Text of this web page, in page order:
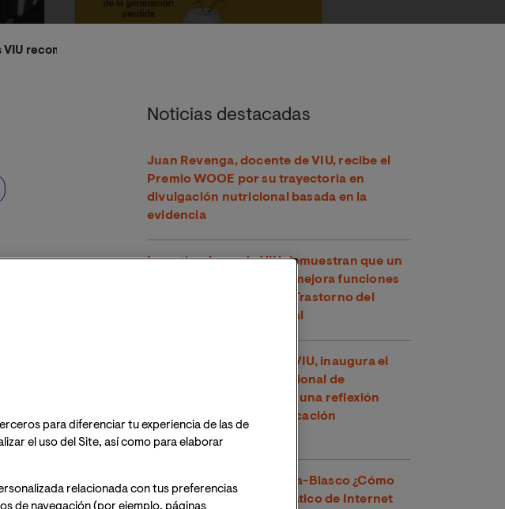
recomiendan
por el calor y los
de una obra
a encontrar
interesantes y
y Gestión
Noticias destacadas
Juan Revenga, docente de VIU, recibe el
Premio WOOE por su trayectoria en
divulgación nutricional basada en la
evidencia
Investigadores de VIU demuestran que un
compuesto del té verde mejora funciones
cognitivas en niños con Trastorno del
Espectro Alcohólico Fetal
Toni García, docente de VIU, inaugura el
XXVI Congreso Internacional de
Educadores en Perú con una reflexión
sobre los retos de la educación
contemporánea
Dr. Víctor José Villanueva-Blasco ¿Cómo
detectar el uso problemático de Internet
para diferenciar tu experiencia de las de
el uso del Site, así como para elaborar
relacionada con tus preferencias